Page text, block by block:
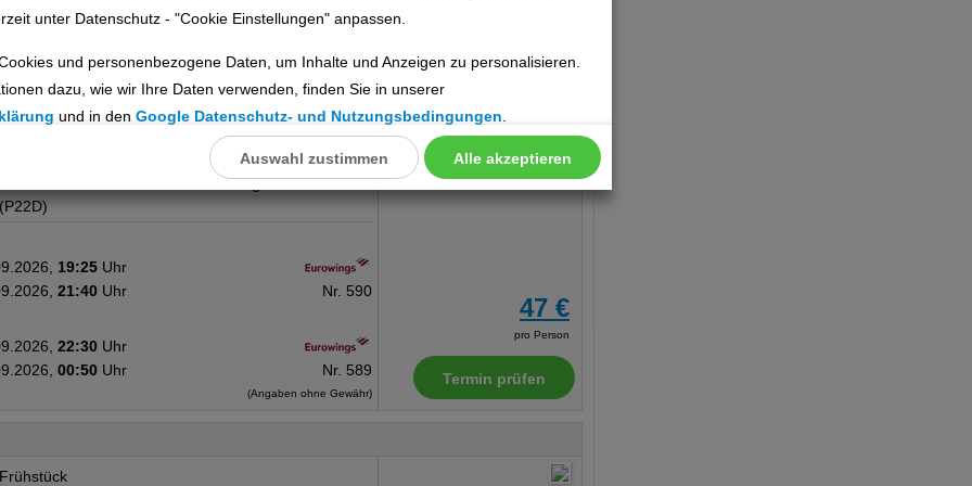
unter Datenschutz - "Cookie Einstellungen" anpassen.
und personenbezogene Daten, um Inhalte und Anzeigen zu personalisieren.
dazu, wie wir Ihre Daten verwenden, finden Sie in unserer
und in den Google Datenschutz- und Nutzungsbedingungen
Alle akzeptieren
Auswahl zustimmen
kostenfrei
für 29 EUR pro
am
Buchungstag/Optional zubuchbar, bis
22 Tage vor Abreise kostenfreier
Storno & eine kostenfreie Umbuchung
19:25 Uhr
21:40 Uhr
Nr. 590
22:30 Uhr
00:50 Uhr Nr. 589
(Angaben ohne Gewähr)
Hotelinfo
47 €
pro Person
Termin prüfen
Frühstück